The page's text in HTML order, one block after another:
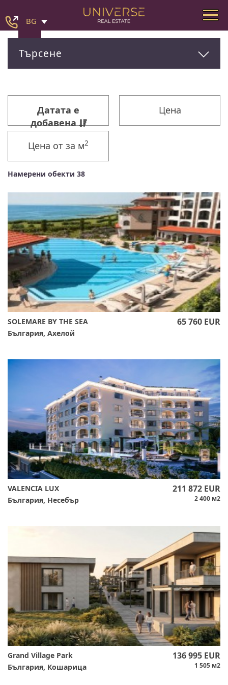
BG
Търсене
Датата е
добавена
Цена
Цена от за м2
Намерени обекти 38
SOLEMARE BY THE SEA
България, Ахелой
65 760 EUR
VALENCIA LUX
България, Несебър
211 872 EUR
2 400 м2
Grand Village Park
България, Кошарица
136 995 EUR
1 505 м2